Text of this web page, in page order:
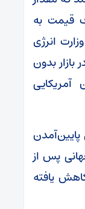
اختلاف قیمت به
انرژی
بازار بدون
آمریکایی
پس از
یافته